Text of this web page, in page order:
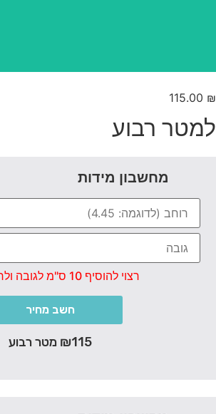
115.00
רבוע
מחשבון מידות
רצוי להוסיף 10 ס"מ לגובה ולרוחב !
חשב מחיר
₪115 מטר רבוע